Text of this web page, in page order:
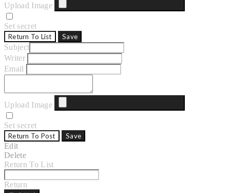
Upload Image
Set secret
Return To List Save
Subject
Writer
Email
Upload Image
Set secret
Return To Post Save
Edit
Delete
Return To List
Return